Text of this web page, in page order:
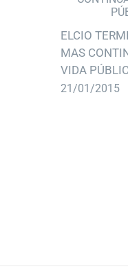
ELCIO
MAS
VIDA
21/01/2015